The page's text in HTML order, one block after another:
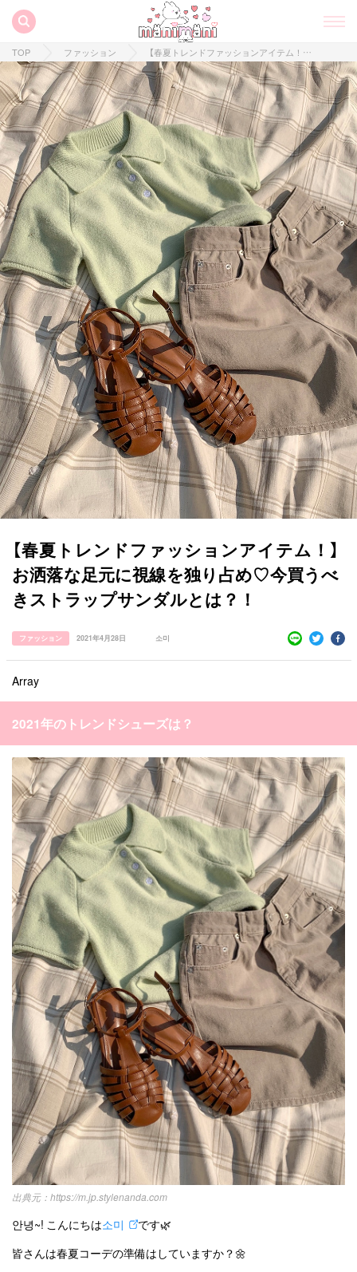
manimani について
タグ一覧
キュレーター一覧
運営会社
利用規約
プライバシーポリシー
お問い合わせ
韓国 オルチャン 韓国コスメ 韓国トレンド
韓国旅行 韓国ファッション 韓国アイドル
メイク k-pop コスメ ファッション
kpop トレンド 韓国メイク
オルチャンメイク twice 人気 アイドル
韓国ドラマ カフェ かわいい
TOP ファッション 【春夏トレンドファッションアイテム！】お洒落な足元に視線を独り占め♡今買うべきストラップサンダルとは？！
【春夏トレンドファッションアイテム！】
お洒落な足元に視線を独り占め♡今買うべ
きストラップサンダルとは？！
ファッション 2021年4月28日 소미
Array
2021年のトレンドシューズは？
https://m.jp.stylenanda.com
안녕~! こんにちは소미
です🌿
皆さんは春夏コーデの準備はしていますか？🌼